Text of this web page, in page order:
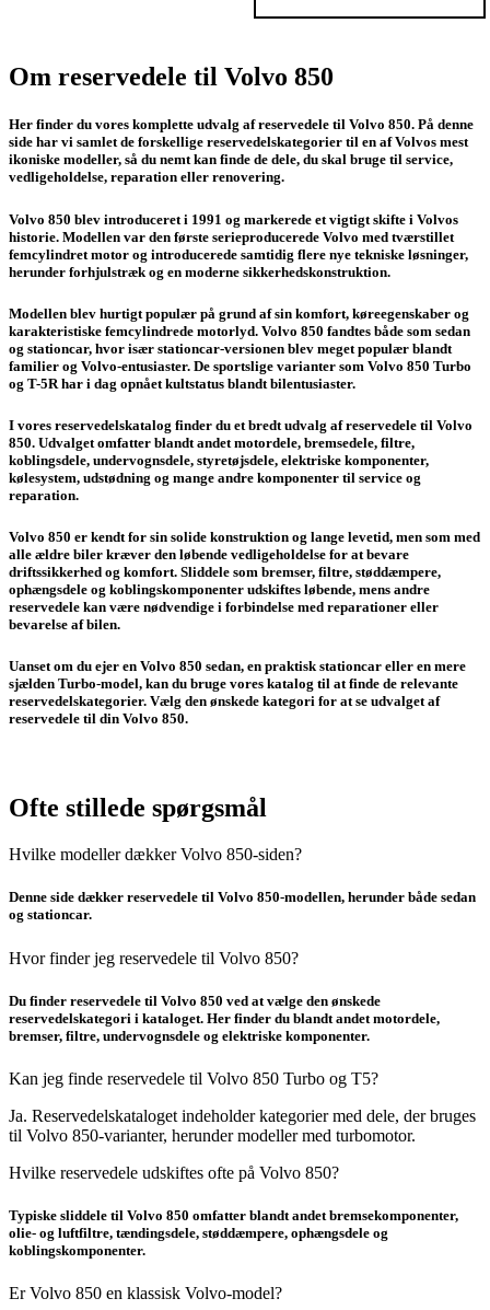
Om reservedele til Volvo 850
Her finder du vores komplette udvalg af reservedele til Volvo 850. På denne
side har vi samlet de forskellige reservedelskategorier til en af Volvos mest
ikoniske modeller, så du nemt kan finde de dele, du skal bruge til service,
vedligeholdelse, reparation eller renovering.
Volvo 850 blev introduceret i 1991 og markerede et vigtigt skifte i Volvos
historie. Modellen var den første serieproducerede Volvo med tværstillet
femcylindret motor og introducerede samtidig flere nye tekniske løsninger,
herunder forhjulstræk og en moderne sikkerhedskonstruktion.
Modellen blev hurtigt populær på grund af sin komfort, køreegenskaber og
karakteristiske femcylindrede motorlyd. Volvo 850 fandtes både som sedan
og stationcar, hvor især stationcar-versionen blev meget populær blandt
familier og Volvo-entusiaster. De sportslige varianter som Volvo 850 Turbo
og T-5R har i dag opnået kultstatus blandt bilentusiaster.
I vores reservedelskatalog finder du et bredt udvalg af reservedele til Volvo
850. Udvalget omfatter blandt andet motordele, bremsedele, filtre,
koblingsdele, undervognsdele, styretøjsdele, elektriske komponenter,
kølesystem, udstødning og mange andre komponenter til service og
reparation.
Volvo 850 er kendt for sin solide konstruktion og lange levetid, men som med
alle ældre biler kræver den løbende vedligeholdelse for at bevare
driftssikkerhed og komfort. Sliddele som bremser, filtre, støddæmpere,
ophængsdele og koblingskomponenter udskiftes løbende, mens andre
reservedele kan være nødvendige i forbindelse med reparationer eller
bevarelse af bilen.
Uanset om du ejer en Volvo 850 sedan, en praktisk stationcar eller en mere
sjælden Turbo-model, kan du bruge vores katalog til at finde de relevante
reservedelskategorier. Vælg den ønskede kategori for at se udvalget af
reservedele til din Volvo 850.
Ofte stillede spørgsmål
Hvilke modeller dækker Volvo 850-siden?
Denne side dækker reservedele til Volvo 850-modellen, herunder både sedan
og stationcar.
Hvor finder jeg reservedele til Volvo 850?
Du finder reservedele til Volvo 850 ved at vælge den ønskede
reservedelskategori i kataloget. Her finder du blandt andet motordele,
bremser, filtre, undervognsdele og elektriske komponenter.
Kan jeg finde reservedele til Volvo 850 Turbo og T5?
Ja. Reservedelskataloget indeholder kategorier med dele, der bruges
til Volvo 850-varianter, herunder modeller med turbomotor.
Hvilke reservedele udskiftes ofte på Volvo 850?
Typiske sliddele til Volvo 850 omfatter blandt andet bremsekomponenter,
olie- og luftfiltre, tændingsdele, støddæmpere, ophængsdele og
koblingskomponenter.
Er Volvo 850 en klassisk Volvo-model?